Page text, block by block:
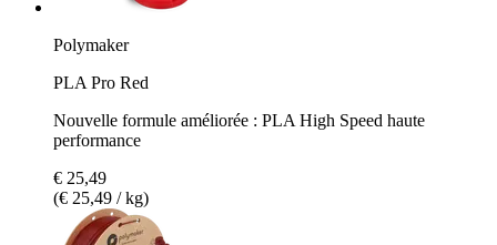
Polymaker
PLA Pro Red
Nouvelle formule améliorée : PLA High Speed haute
performance
€ 25,49
(€ 25,49 / kg)